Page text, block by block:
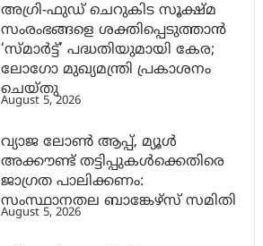
അഗ്രി-ഫുഡ് ചെറുകിട സൂക്ഷ്മ
സംരംഭങ്ങളെ ശക്തിപ്പെടുത്താന്‍
‘സ്മാര്‍ട്ട്’ പദ്ധതിയുമായി കേര;
ലോഗോ മുഖ്യമന്ത്രി പ്രകാശനം
ചെയ്തു
August 5, 2026
വ്യാജ ലോൺ ആപ്പ്, മ്യൂൾ
അക്കൗണ്ട് തട്ടിപ്പുകൾക്കെതിരെ
ജാ​ഗ്രത പാലിക്കണം:
സംസ്ഥാനതല ബാങ്കേഴ്സ് സമിതി
August 5, 2026